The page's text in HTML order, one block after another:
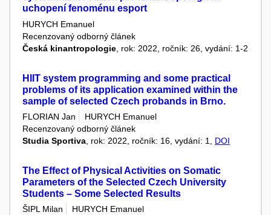
uchopení fenoménu esport
HURYCH Emanuel
Recenzovaný odborný článek
Česká kinantropologie , rok: 2022, ročník: 26, vydání: 1-2
HIIT system programming and some practical
problems of its application examined within the
sample of selected Czech probands in Brno.
FLORIAN Jan
HURYCH Emanuel
Recenzovaný odborný článek
Studia Sportiva , rok: 2022, ročník: 16, vydání: 1, DOI
The Effect of Physical Activities on Somatic
Parameters of the Selected Czech University
Students – Some Selected Results
ŠIPL Milan
HURYCH Emanuel